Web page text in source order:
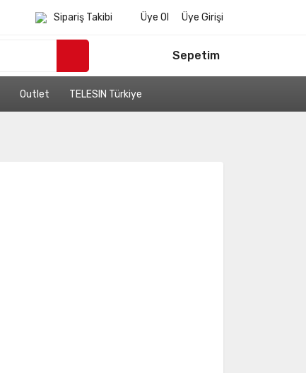
Sipariş Takibi Üye Ol Üye Girişi
Sepetim
Outlet TELESIN Türkiye